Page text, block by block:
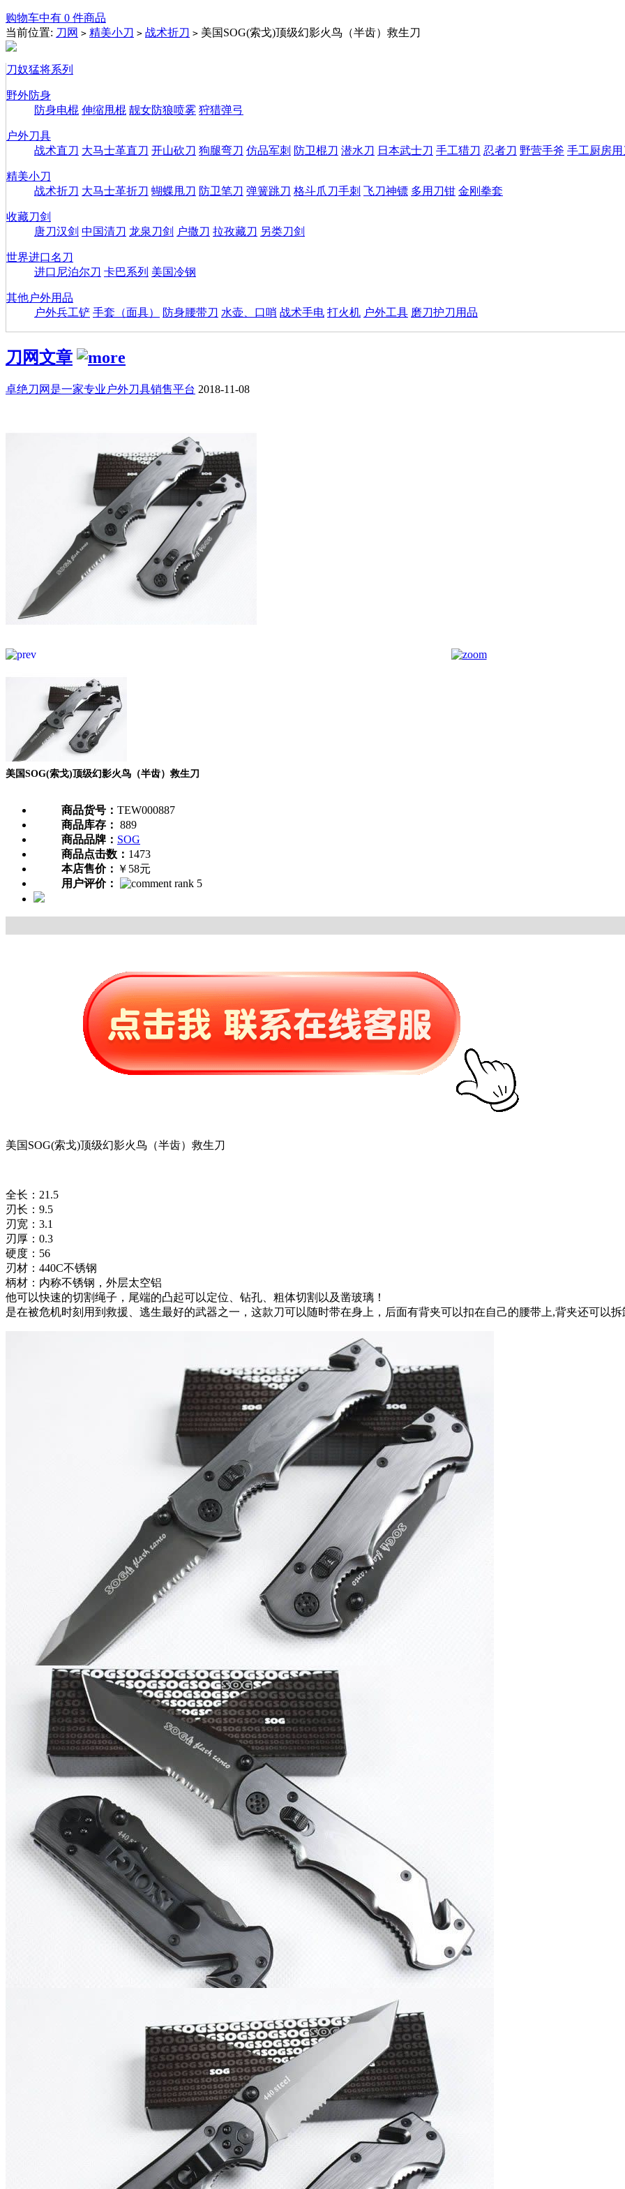
购物车中有 0 件商品
当前位置: 刀网 > 精美小刀 > 战术折刀 > 美国SOG(索戈)顶级幻影火鸟（半齿）救生刀
刀奴猛将系列
野外防身
防身电棍 伸缩甩棍 靓女防狼喷雾 狩猎弹弓
户外刀具
战术直刀 大马士革直刀 开山砍刀 狗腿弯刀 仿品军刺 防卫棍刀 潜水刀 日本武士刀 手工猎刀 忍者刀 野营手斧 手工厨房用
精美小刀
战术折刀 大马士革折刀 蝴蝶甩刀 防卫笔刀 弹簧跳刀 格斗爪刀手刺 飞刀神镖 多用刀钳 金刚拳套
收藏刀剑
唐刀汉剑 中国清刀 龙泉刀剑 户撒刀 拉孜藏刀 另类刀剑
世界进口名刀
进口尼泊尔刀 卡巴系列 美国冷钢
其他户外用品
户外兵工铲 手套（面具） 防身腰带刀 水壶、口哨 战术手电 打火机 户外工具 磨刀护刀用品
刀网文章
卓绝刀网是一家专业户外刀具销售平台 2018-11-08
美国SOG(索戈)顶级幻影火鸟（半齿）救生刀
商品货号： TEW000887
商品库存： 889
商品品牌： SOG
商品点击数： 1473
本店售价： ￥58元
用户评价：
美国SOG(索戈)顶级幻影火鸟（半齿）救生刀
全长：21.5
刃长：9.5
刃宽：3.1
刃厚：0.3
硬度：56
刃材：440C不锈钢
柄材：内称不锈钢，外层太空铝
他可以快速的切割绳子，尾端的凸起可以定位、钻孔、粗体切割以及凿玻璃！
是在被危机时刻用到救援、逃生最好的武器之一，这款刀可以随时带在身上，后面有背夹可以扣在自己的腰带上,背夹还可以